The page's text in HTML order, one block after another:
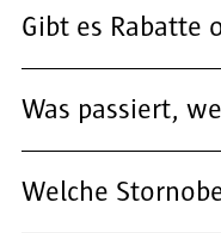
Gibt es Rabatte
Was passiert,
Welche